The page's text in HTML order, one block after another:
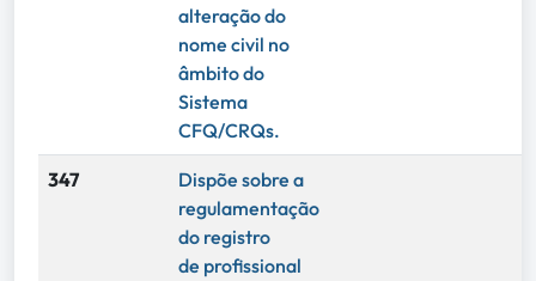
alteração do
nome civil no
âmbito do
Sistema
CFQ/CRQs.
347
Dispõe sobre a
regulamentação
do registro
de profissional